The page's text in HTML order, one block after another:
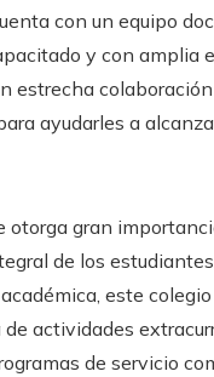
con un equipo
y con amplia
estrecha
ayudarles a
otorga gran
de los
este
actividades
de servicio